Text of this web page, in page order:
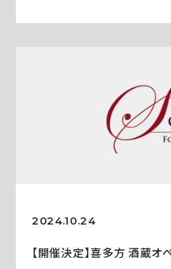
2024.10.24
【開催決定】喜多方 酒蔵オ